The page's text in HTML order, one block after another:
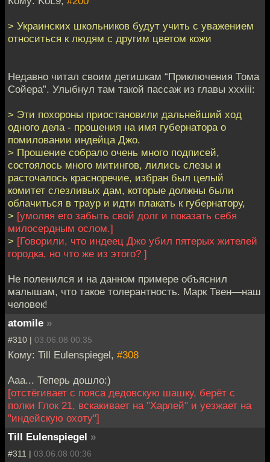
> Украинских школьников будут учить с уважением
относиться к людям с другим цветом кожи
Недавно читал своим детишкам “Приключения Тома
Сойера”. Улыбнул там такой пассаж из главы xxxiii:
> Эти похороны приостановили дальнейший ход
одного дела - прошения на имя губернатора о
помиловании индейца Джо.
> Прошение собрало очень много подписей,
состоялось много митингов, лились слезы и
расточалось красноречие, избран был целый
комитет слезливых дам, которые должны были
облачиться в траур и идти плакать к губернатору,
> [умоляя его забыть свой долг и показать себя
милосердным ослом.]
> [Говорили, что индеец Джо убил пятерых жителей
городка, но что же из этого? ]
Не поленился и на данном примере объяснил
малышам, что такое толерантность. Марк Твен—наш
человек!
atomile »
#310 | 03.06.08 00:35
Кому: Till Eulenspiegel, #308
Ааа... Теперь дошло:)
[отстёгивает с пояса дедовскую шашку, берёт с
полки Глок 21, вскакивает на "Харлей" и уезжает на
"индейскую охоту"]
Till Eulenspiegel »
#311 | 03.06.08 00:36